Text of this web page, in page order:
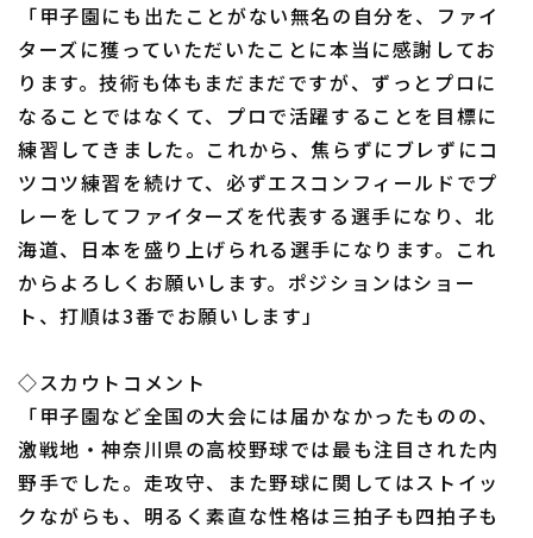
「甲子園にも出たことがない無名の自分を、ファイ
ターズに獲っていただいたことに本当に感謝してお
ります。技術も体もまだまだですが、ずっとプロに
なることではなくて、プロで活躍することを目標に
練習してきました。これから、焦らずにブレずにコ
ツコツ練習を続けて、必ずエスコンフィールドでプ
レーをしてファイターズを代表する選手になり、北
海道、日本を盛り上げられる選手になります。これ
からよろしくお願いします。ポジションはショー
ト、打順は3番でお願いします」
◇スカウトコメント
「甲子園など全国の大会には届かなかったものの、
激戦地・神奈川県の高校野球では最も注目された内
野手でした。走攻守、また野球に関してはストイッ
クながらも、明るく素直な性格は三拍子も四拍子も